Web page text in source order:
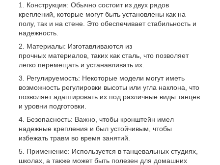
Конструкция: Обычно состоит из двух рядов
креплений, которые могут быть установлены как на
полу, так и на стене. Это обеспечивает стабильность и
надежность.
Материалы: Изготавливаются из
прочных материалов, таких как сталь, что позволяет
легко перемещать и устанавливать их.
Регулируемость: Некоторые модели могут иметь
возможность регулировки высоты или угла наклона, что
позволяет адаптировать их под различные виды танцев
и уровни подготовки.
Безопасность: Важно, чтобы кронштейн имел
надежные крепления и был устойчивым, чтобы
избежать травм во время занятий.
Применение: Используется в танцевальных студиях,
школах, а также может быть полезен для домашних